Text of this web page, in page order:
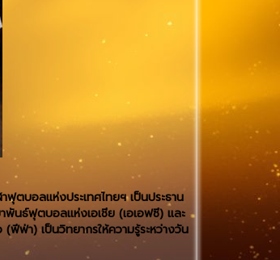
บอลแห่งประเทศไทยฯ เป็นประธาน
นธ์ฟุตบอลแห่งเอเชีย (เอเอฟซี) และ
า) เป็นวิทยากรให้ความรู้ระหว่างวัน